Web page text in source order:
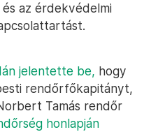
az érdekvédelmi
jelentette be, hogy
rendőrfőkapitányt,
Tamás rendőr
honlapján